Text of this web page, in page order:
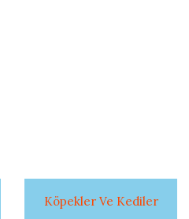
Köpekler Ve Kediler